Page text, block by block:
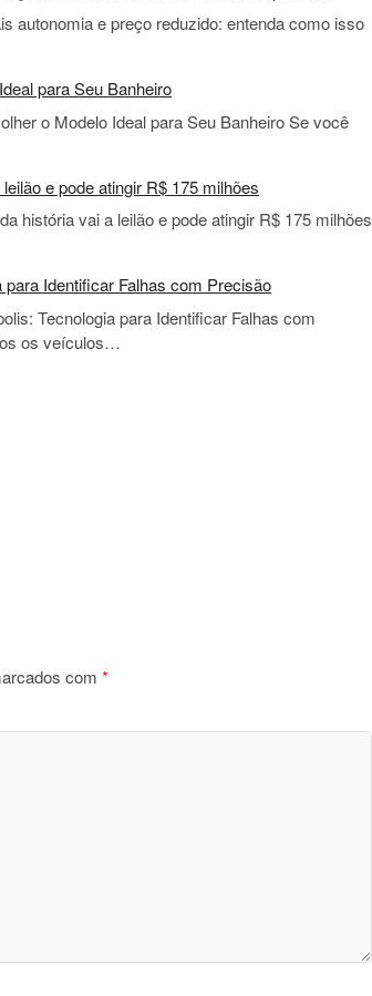
autonomia e preço reduzido: entenda como isso
para Seu Banheiro
o Modelo Ideal para Seu Banheiro Se você
e pode atingir R$ 175 milhões
história vai a leilão e pode atingir R$ 175 milhões
Identificar Falhas com Precisão
Tecnologia para Identificar Falhas com
os veículos…
com *